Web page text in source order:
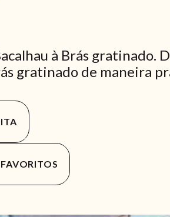
à Brás gratinado.
gratinado de maneira